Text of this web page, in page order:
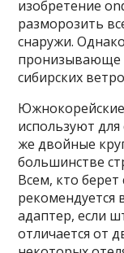
изобретение
разморозить
снаружи.
пронизывающе
сибирских
используют для
же двойные
большинстве
Всем, кто берет
рекомендуется
адаптер, если
отличается от